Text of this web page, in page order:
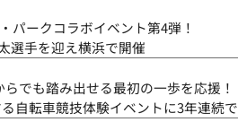
パークコラボイベント第4弾！
選手を迎え横浜で開催
らでも踏み出せる最初の一歩を応援！
自転車競技体験イベントに3年連続